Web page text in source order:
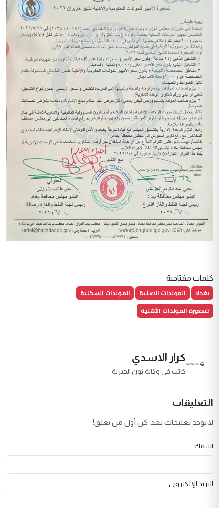
كلمات مفتاحية
بغداد المولدات الاهلية
المولدات السكنية
تسعيرة المولدات الأهلية
كرار الاسدي
كاتب في وكالة نون الخبرية
التعليقات
لا توجد تعليقات بعد. كن أول من يعلق!
اسمك
البريد الإلكتروني